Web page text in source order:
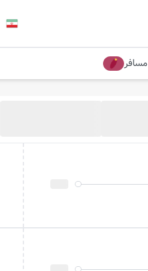
مسافر